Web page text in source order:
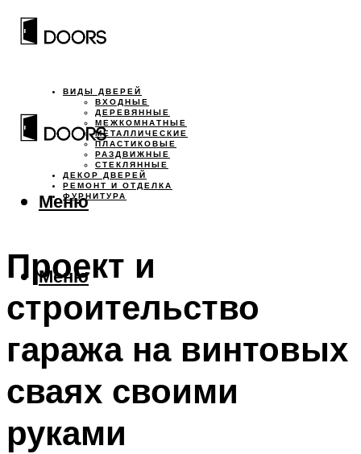
ВИДЫ ДВЕРЕЙ
ВХОДНЫЕ
ДЕРЕВЯННЫЕ
МЕЖКОМНАТНЫЕ
МЕТАЛЛИЧЕСКИЕ
ПЛАСТИКОВЫЕ
РАЗДВИЖНЫЕ
СТЕКЛЯННЫЕ
ДЕКОР ДВЕРЕЙ
РЕМОНТ И ОТДЕЛКА
ФУРНИТУРА
Меню
Меню
Проект и
строительство
гаража на винтовых
сваях своими
руками